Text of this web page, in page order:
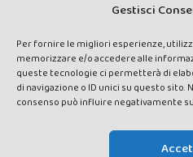
Gestisci
Per fornire le migliori esperienze,
memorizzare e/o accedere alle
queste tecnologie ci permetterà di
di navigazione o ID unici su questo
consenso può influire negativamente
rights reserved - Testata
autorizzazione n°1 del 12/04/2014